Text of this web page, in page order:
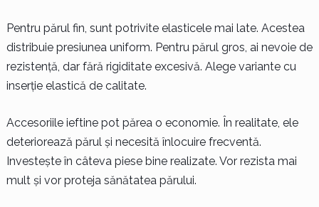
Pentru părul fin, sunt potrivite elasticele mai late. Acestea
distribuie presiunea uniform. Pentru părul gros, ai nevoie de
rezistență, dar fără rigiditate excesivă. Alege variante cu
inserție elastică de calitate.
Accesoriile ieftine pot părea o economie. În realitate, ele
deteriorează părul și necesită înlocuire frecventă.
Investește în câteva piese bine realizate. Vor rezista mai
mult și vor proteja sănătatea părului.